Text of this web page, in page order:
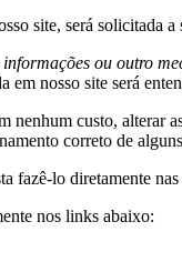
site, será solicitada
ou outro
em nosso site será
nenhum custo, alterar
correto de
fazê-lo diretamente
nos links abaixo: